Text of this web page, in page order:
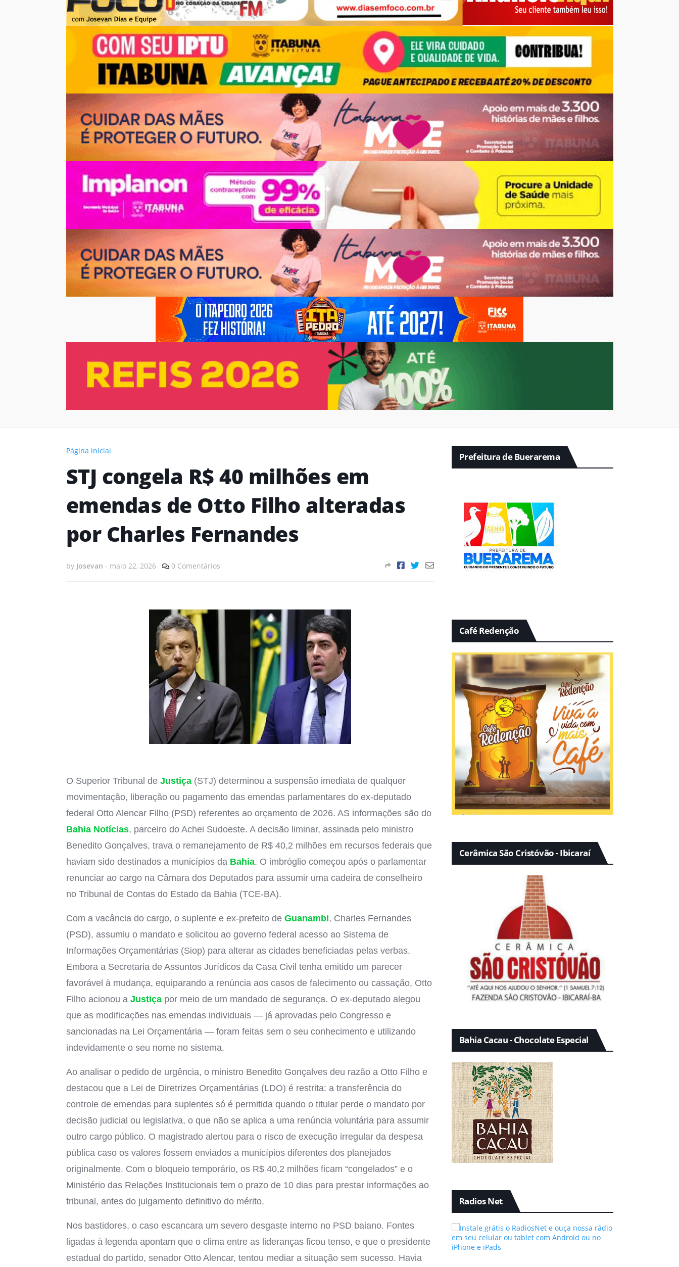
Página inicial
STJ congela R$ 40 milhões em
emendas de Otto Filho alteradas
por Charles Fernandes
by Josevan - maio 22, 2026 0 Comentários
O Superior Tribunal de Justiça(STJ) determinou a suspensão imediata de qualquer
movimentação, liberação ou pagamento das emendas parlamentares do ex-deputado
federal Otto Alencar Filho (PSD) referentes ao orçamento de 2026. AS informações são do
Bahia Notícias, parceiro do Achei Sudoeste. A decisão liminar, assinada pelo ministro
Benedito Gonçalves, trava o remanejamento de R$ 40,2 milhões em recursos federais que
haviam sido destinados a municípios da Bahia. O imbróglio começou após o parlamentar
renunciar ao cargo na Câmara dos Deputados para assumir uma cadeira de conselheiro
no Tribunal de Contas do Estado da Bahia (TCE-BA).
Com a vacância do cargo, o suplente e ex-prefeito de Guanambi, Charles Fernandes
(PSD), assumiu o mandato e solicitou ao governo federal acesso ao Sistema de
Informações Orçamentárias (Siop) para alterar as cidades beneficiadas pelas verbas.
Embora a Secretaria de Assuntos Jurídicos da Casa Civil tenha emitido um parecer
favorável à mudança, equiparando a renúncia aos casos de falecimento ou cassação, Otto
Filho acionou a Justiçapor meio de um mandado de segurança. O ex-deputado alegou
que as modificações nas emendas individuais — já aprovadas pelo Congresso e
sancionadas na Lei Orçamentária — foram feitas sem o seu conhecimento e utilizando
indevidamente o seu nome no sistema.
Ao analisar o pedido de urgência, o ministro Benedito Gonçalves deu razão a Otto Filho e
destacou que a Lei de Diretrizes Orçamentárias (LDO) é restrita: a transferência do
controle de emendas para suplentes só é permitida quando o titular perde o mandato por
decisão judicial ou legislativa, o que não se aplica a uma renúncia voluntária para assumir
outro cargo público. O magistrado alertou para o risco de execução irregular da despesa
pública caso os valores fossem enviados a municípios diferentes dos planejados
originalmente. Com o bloqueio temporário, os R$ 40,2 milhões ficam “congelados” e o
Ministério das Relações Institucionais tem o prazo de 10 dias para prestar informações ao
tribunal, antes do julgamento definitivo do mérito.
Nos bastidores, o caso escancara um severo desgaste interno no PSD baiano. Fontes
ligadas à legenda apontam que o clima entre as lideranças ficou tenso, e que o presidente
estadual do partido, senador Otto Alencar, tentou mediar a situação sem sucesso. Havia
Prefeitura de Buerarema
Café Redenção
Cerâmica São Cristóvão - Ibicaraí
Bahia Cacau - Chocolate Especial
Radios Net